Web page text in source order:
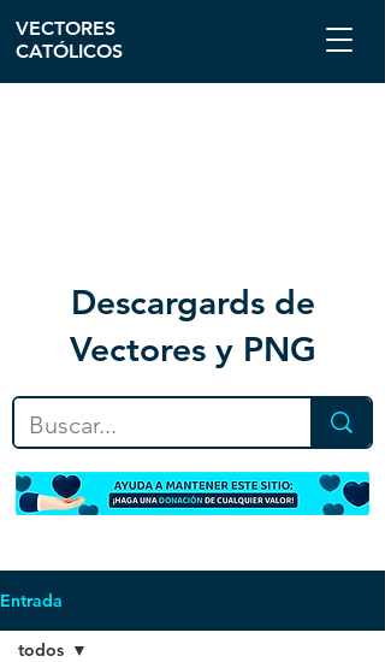
Descargards de
Vectores y PNG
VECTORES
CATÓLICOS
Entrada
todos